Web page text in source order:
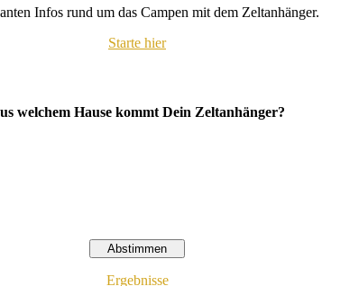
Infos rund um das Campen mit dem Zeltanhänger.
Starte hier
welchem Hause kommt Dein Zeltanhänger?
Ergebnisse